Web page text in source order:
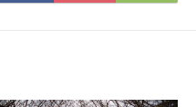
で
に
で